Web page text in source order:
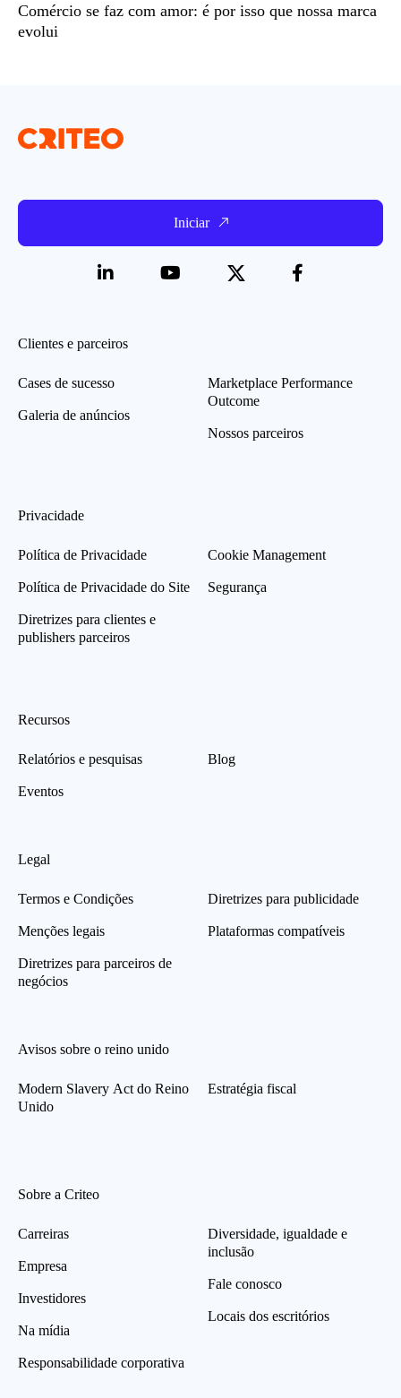
Comércio se faz com amor: é por isso que nossa marca
evolui
Iniciar
Clientes e parceiros
Cases de sucesso
Galeria de anúncios
Marketplace Performance
Outcome
Nossos parceiros
Privacidade
Política de Privacidade
Política de Privacidade do Site
Diretrizes para clientes e
publishers parceiros
Cookie Management
Segurança
Recursos
Relatórios e pesquisas
Eventos
Blog
Legal
Termos e Condições
Menções legais
Diretrizes para parceiros de
negócios
Diretrizes para publicidade
Plataformas compatíveis
Avisos sobre o reino unido
Modern Slavery Act do Reino
Unido
Estratégia fiscal
Sobre a Criteo
Carreiras
Empresa
Investidores
Na mídia
Responsabilidade corporativa
Diversidade, igualdade e
inclusão
Fale conosco
Locais dos escritórios